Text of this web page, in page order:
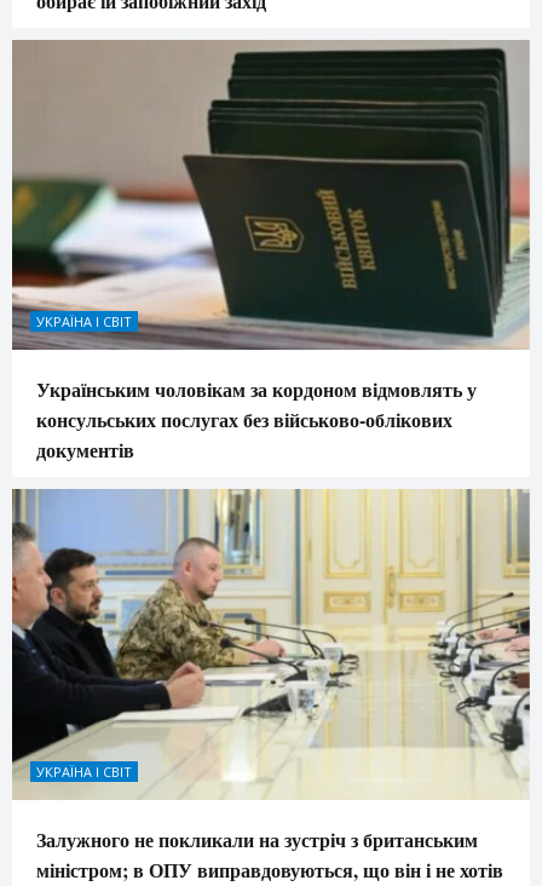
УКРАЇНА І СВІТ
Українським чоловікам за кордоном відмовлять у
консульських послугах без військово-облікових
документів
УКРАЇНА І СВІТ
Залужного не покликали на зустріч з британським
міністром; в ОПУ виправдовуються, що він і не хотів